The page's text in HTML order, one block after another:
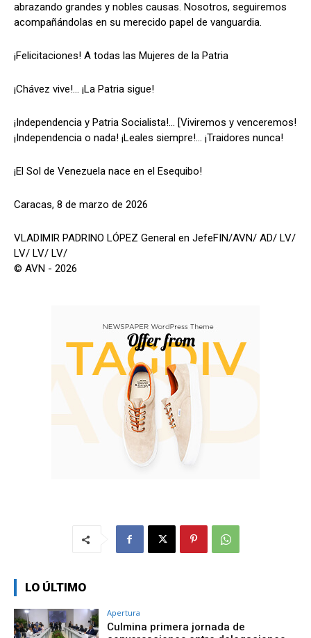
abrazando grandes y nobles causas. Nosotros, seguiremos
acompañándolas en su merecido papel de vanguardia.
‎¡Felicitaciones! A todas las Mujeres de la Patria
‎‎¡Chávez vive!... ¡La Patria sigue!
‎¡Independencia y Patria Socialista!... [Viviremos y venceremos!
¡Independencia o nada! ¡Leales siempre!... ¡Traidores nunca!
‎‎¡El Sol de Venezuela nace en el Esequibo!
‎‎Caracas, 8 de marzo de 2026
‎‎VLADIMIR PADRINO LÓPEZ General en JefeFIN/AVN/ AD/ LV/
LV/ LV/ LV/
© AVN - 2026
LO ÚLTIMO
Apertura
Culmina primera jornada de